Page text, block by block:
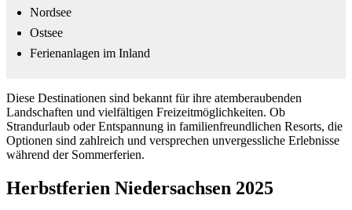
Nordsee
Ostsee
Ferienanlagen im Inland
Diese Destinationen sind bekannt für ihre atemberaubenden
Landschaften und vielfältigen Freizeitmöglichkeiten. Ob
Strandurlaub oder Entspannung in familienfreundlichen Resorts, die
Optionen sind zahlreich und versprechen unvergessliche Erlebnisse
während der Sommerferien.
Herbstferien Niedersachsen 2025